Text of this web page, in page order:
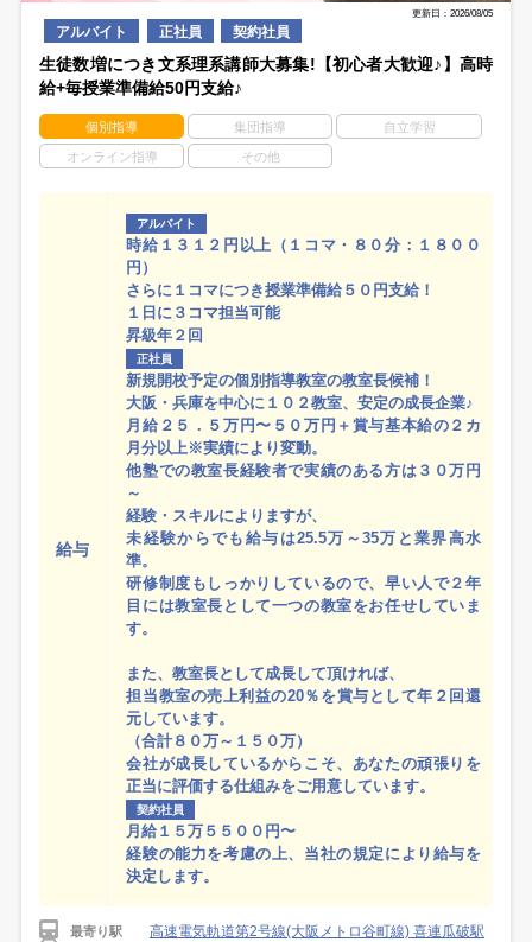
更新日：2026/08/05
アルバイト 正社員 契約社員
生徒数増につき文系理系講師大募集!【初心者大歓迎♪】高時
給+毎授業準備給50円支給♪
個別指導 集団指導 自立学習
オンライン指導 その他
給与
アルバイト
時給１３１２円以上（１コマ・８０分：１８００
円）
さらに１コマにつき授業準備給５０円支給！
１日に３コマ担当可能
昇級年２回
正社員
新規開校予定の個別指導教室の教室長候補！
大阪・兵庫を中心に１０２教室、安定の成長企業♪
月給２５．５万円〜５０万円＋賞与基本給の２カ
月分以上※実績により変動。
他塾での教室長経験者で実績のある方は３０万円
～
経験・スキルによりますが、
未経験からでも給与は25.5万～35万と業界高水
準。
研修制度もしっかりしているので、早い人で２年
目には教室長として一つの教室をお任せしていま
す。
また、教室長として成長して頂ければ、
担当教室の売上利益の20％を賞与として年２回還
元しています。
（合計８０万～１５０万）
会社が成長しているからこそ、あなたの頑張りを
正当に評価する仕組みをご用意しています。
契約社員
月給１５万５５００円〜
経験の能力を考慮の上、当社の規定により給与を
決定します。
最寄り駅 高速電気軌道第2号線(大阪メトロ谷町線) 喜連瓜破駅